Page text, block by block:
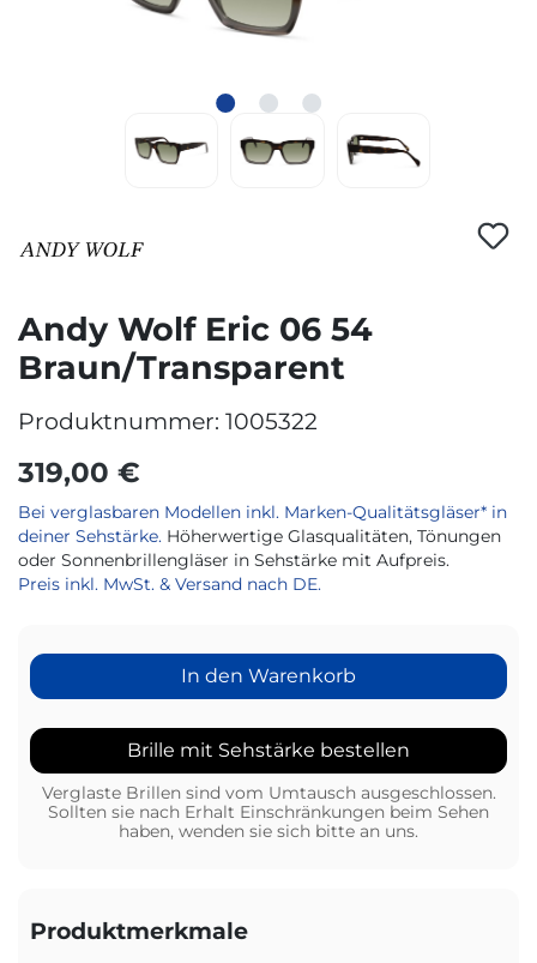
Andy Wolf Eric 06 54
Braun/Transparent
Produktnummer: 1005322
319,00 €
Bei verglasbaren Modellen inkl. Marken-Qualitätsgläser* in
deiner Sehstärke. Höherwertige Glasqualitäten, Tönungen
oder Sonnenbrillengläser in Sehstärke mit Aufpreis.
Preis inkl. MwSt. & Versand nach DE.
In den Warenkorb
Brille mit Sehstärke bestellen
Verglaste Brillen sind vom Umtausch ausgeschlossen.
Sollten sie nach Erhalt Einschränkungen beim Sehen
haben, wenden sie sich bitte an uns.
Produktmerkmale